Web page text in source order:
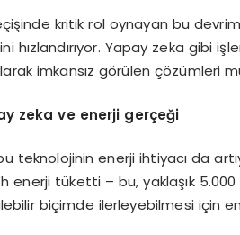
kritik rol oynayan bu
hızlandırıyor. Yapay zeka gibi
imkansız görülen çözümleri
zeka ve enerji gerçeği
teknolojinin enerji ihtiyacı da
enerji tüketti – bu, yaklaşık
biçimde ilerleyebilmesi için